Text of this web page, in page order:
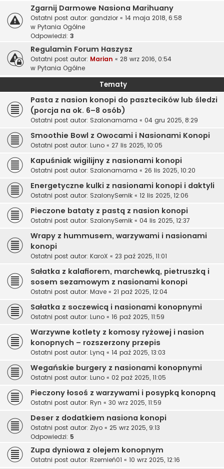
Zgarnij Darmowe Nasiona Marihuany
Ostatni post autor: gandzior « 14 maja 2018, 6:58
w Pytania Ogólne
Odpowiedzi: 3
Regulamin Forum Haszysz
Ostatni post autor: Marian « 28 wrz 2016, 0:54
w Pytania Ogólne
Tematy
Pasta z nasion konopi do pasztecików lub śledzi
(porcja na ok. 6–8 osób)
Ostatni post autor: Szalonamama « 04 gru 2025, 8:29
Smoothie Bowl z Owocami i Nasionami Konopi
Ostatni post autor: Luno « 27 lis 2025, 10:05
Kapuśniak wigilijny z nasionami konopi
Ostatni post autor: Szalonamama « 26 lis 2025, 10:20
Energetyczne kulki z nasionami konopi i daktyli
Ostatni post autor: SzalonySernik « 12 lis 2025, 12:06
Pieczone bataty z pastą z nasion konopi
Ostatni post autor: SzalonySernik « 04 lis 2025, 12:37
Wrapy z hummusem, warzywami i nasionami
konopi
Ostatni post autor: KaroX « 23 paź 2025, 11:01
Sałatka z kalafiorem, marchewką, pietruszką i
sosem sezamowym z nasionami konopi
Ostatni post autor: Mave « 21 paź 2025, 12:04
Sałatka z soczewicą i nasionami konopnymi
Ostatni post autor: Luno « 16 paź 2025, 11:59
Warzywne kotlety z komosy ryżowej i nasion
konopnych – rozszerzony przepis
Ostatni post autor: Lynq « 14 paź 2025, 13:03
Wegańskie burgery z nasionami konopnymi
Ostatni post autor: Luno « 02 paź 2025, 11:05
Pieczony łosoś z warzywami i posypką konopną
Ostatni post autor: Ryn « 30 wrz 2025, 11:59
Deser z dodatkiem nasiona konopi
Ostatni post autor: Ziyo « 25 wrz 2025, 9:13
Odpowiedzi: 5
Zupa dyniowa z olejem konopnym
Ostatni post autor: Rzemień01 « 10 wrz 2025, 12:16